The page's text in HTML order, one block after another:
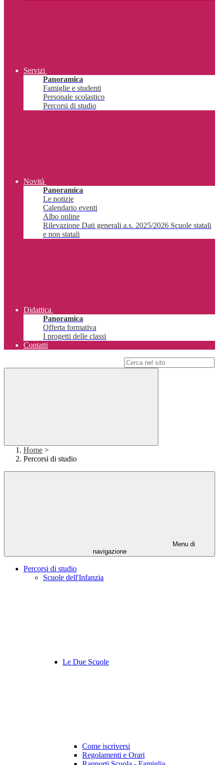
Servizi
Panoramica
Famiglie e studenti
Personale scolastico
Percorsi di studio
Novità
Panoramica
Le notizie
Calendario eventi
Albo online
Rilevazione Dati generali a.s. 2025/2026 Scuole statali
e non statali
Didattica
Panoramica
Offerta formativa
I progetti delle classi
Contatti
Home >
Percorsi di studio
Menu di
navigazione
Percorsi di studio
Scuole dell'Infanzia
Le Due Scuole
Come iscriversi
Regolamenti e Orari